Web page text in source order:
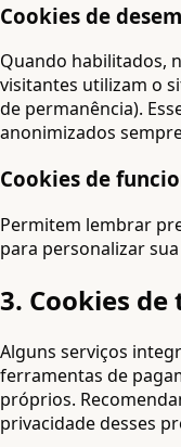
Cookies de
Quando habilitados,
visitantes utilizam o
de permanência).
anonimizados
Cookies de
Permitem lembrar
para personalizar
3. Cookies
Alguns serviços
ferramentas de
próprios.
privacidade desses